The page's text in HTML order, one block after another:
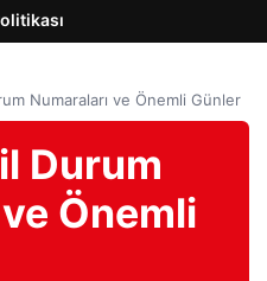
Numaraları ve Önemli Günler
Durum
Önemli